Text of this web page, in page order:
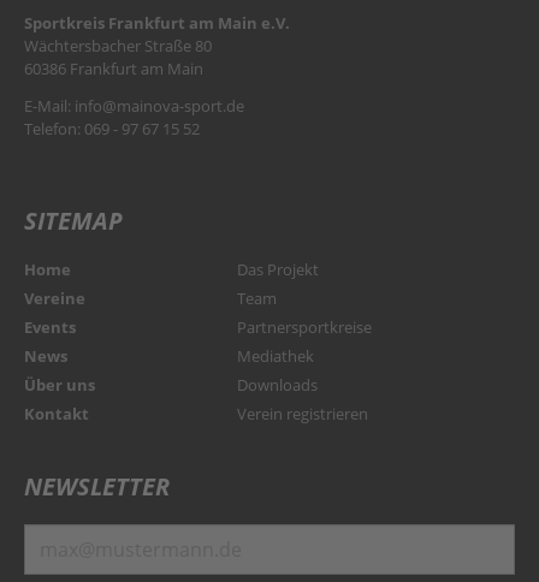
Sportkreis Frankfurt am Main e.V.
Wächtersbacher Straße 80
60386 Frankfurt am Main
E-Mail: info@mainova-sport.de
Telefon: 069 - 97 67 15 52
SITEMAP
Home
Vereine
Events
News
Über uns
Kontakt
Das Projekt
Team
Partnersportkreise
Mediathek
Downloads
Verein registrieren
NEWSLETTER